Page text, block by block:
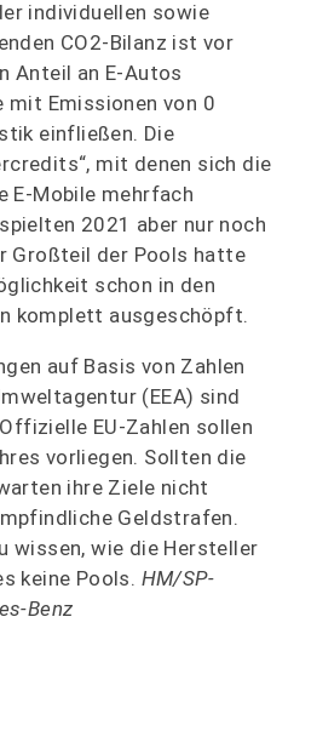
individuellen sowie
CO2-Bilanz ist vor
Anteil an E-Autos
mit Emissionen von 0
einfließen. Die
mit denen sich die
E-Mobile mehrfach
2021 aber nur noch
Großteil der Pools hatte
schon in den
komplett ausgeschöpft.
auf Basis von Zahlen
(EEA) sind
EU-Zahlen sollen
vorliegen. Sollten die
ihre Ziele nicht
Geldstrafen.
wissen, wie die Hersteller
keine Pools. HM/SP-
Benz